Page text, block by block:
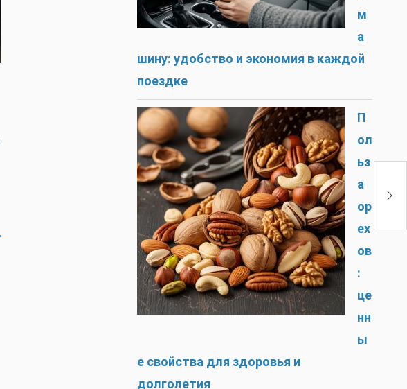
м
а
шину: удобство и экономия в каждой
поездке
П
ол
ьз
а
ор
ех
ов
:
це
нн
ы
е свойства для здоровья и
долголетия